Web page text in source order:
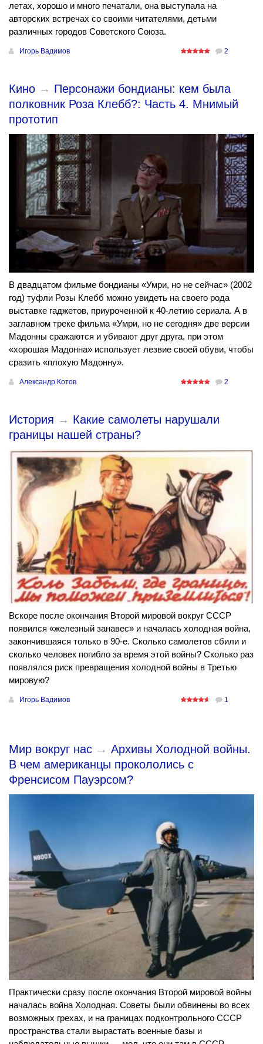
летах, хорошо и много печатали, она выступала на
авторских встречах со своими читателями, детьми
различных городов Советского Союза.
Игорь Вадимов 2
Кино → Персонажи бондианы: кем была
полковник Роза Клебб?: Часть 4. Мнимый
прототип
В двадцатом фильме бондианы «Умри, но не сейчас» (2002
год) туфли Розы Клебб можно увидеть на своего рода
выставке гаджетов, приуроченной к 40-летию сериала. А в
заглавном треке фильма «Умри, но не сегодня» две версии
Мадонны сражаются и убивают друг друга, при этом
«хорошая Мадонна» использует лезвие своей обуви, чтобы
сразить «плохую Мадонну».
Александр Котов 2
История → Какие самолеты нарушали
границы нашей страны?
Вскоре после окончания Второй мировой вокруг СССР
появился «железный занавес» и началась холодная война,
закончившаяся только в 90-е. Сколько самолетов сбили и
сколько человек погибло за время этой войны? Сколько раз
появлялся риск превращения холодной войны в Третью
мировую?
Игорь Вадимов 1
Мир вокруг нас → Архивы Холодной войны.
В чем американцы прокололись с
Френсисом Пауэрсом?
Практически сразу после окончания Второй мировой войны
началась война Холодная. Советы были обвинены во всех
возможных грехах, и на границах подконтрольного СССР
пространства стали вырастать военные базы и